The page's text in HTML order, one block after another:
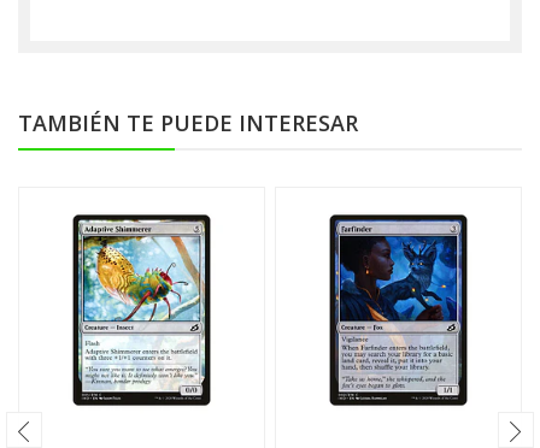
TAMBIÉN TE PUEDE INTERESAR